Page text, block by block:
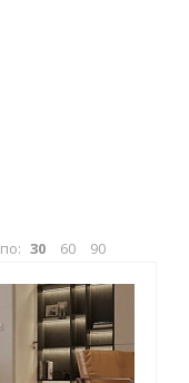
30 60 90